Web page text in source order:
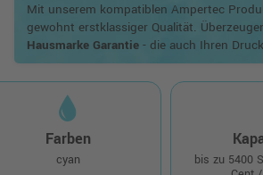
Mit unserem kompatiblen Ampertec
gewohnt erstklassiger Qualität.
Hausmarke Garantie - die auch Ihren
Farben
cyan bis zu 5400